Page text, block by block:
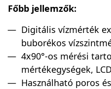
Főbb jellemzők:
Digitális vízmérték
buborékos
4x90°-os mérési
mértékegységek,
Használható poros